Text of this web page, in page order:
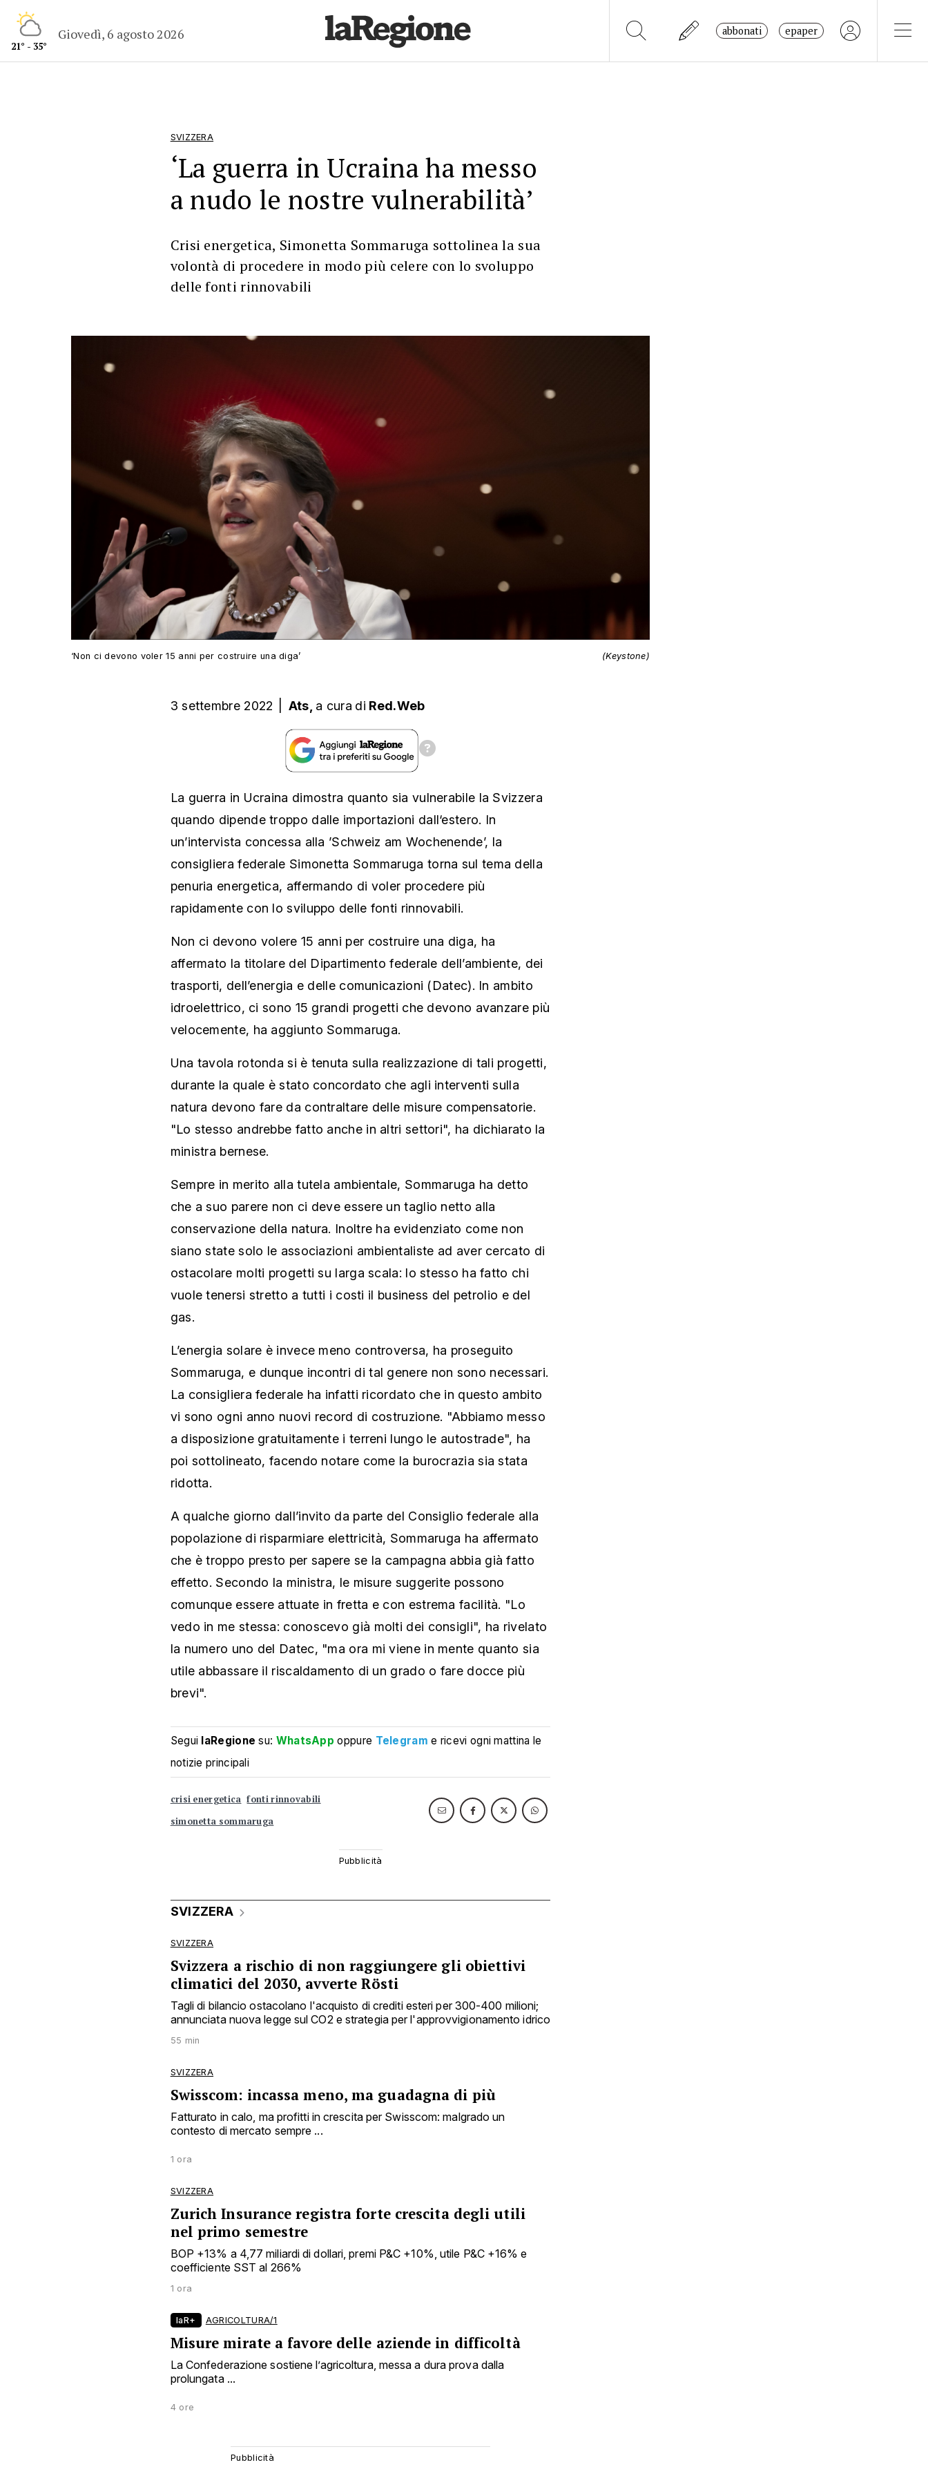
21° - 35°
Giovedì, 6 agosto 2026 abbonati epaper
SVIZZERA
‘La guerra in Ucraina ha messo
a nudo le nostre vulnerabilità’
Crisi energetica, Simonetta Sommaruga sottolinea la sua
volontà di procedere in modo più celere con lo svoluppo
delle fonti rinnovabili
‘Non ci devono voler 15 anni per costruire una diga’ (Keystone)
3 settembre 2022 Ats, a cura di Red.Web
La guerra in Ucraina dimostra quanto sia vulnerabile la Svizzera
quando dipende troppo dalle importazioni dall‘estero. In
un’intervista concessa alla ’Schweiz am Wochenende’, la
consigliera federale Simonetta Sommaruga torna sul tema della
penuria energetica, affermando di voler procedere più
rapidamente con lo sviluppo delle fonti rinnovabili.
Non ci devono volere 15 anni per costruire una diga, ha
affermato la titolare del Dipartimento federale dell’ambiente, dei
trasporti, dell’energia e delle comunicazioni (Datec). In ambito
idroelettrico, ci sono 15 grandi progetti che devono avanzare più
velocemente, ha aggiunto Sommaruga.
Una tavola rotonda si è tenuta sulla realizzazione di tali progetti,
durante la quale è stato concordato che agli interventi sulla
natura devono fare da contraltare delle misure compensatorie.
"Lo stesso andrebbe fatto anche in altri settori", ha dichiarato la
ministra bernese.
Sempre in merito alla tutela ambientale, Sommaruga ha detto
che a suo parere non ci deve essere un taglio netto alla
conservazione della natura. Inoltre ha evidenziato come non
siano state solo le associazioni ambientaliste ad aver cercato di
ostacolare molti progetti su larga scala: lo stesso ha fatto chi
vuole tenersi stretto a tutti i costi il business del petrolio e del
gas.
L’energia solare è invece meno controversa, ha proseguito
Sommaruga, e dunque incontri di tal genere non sono necessari.
La consigliera federale ha infatti ricordato che in questo ambito
vi sono ogni anno nuovi record di costruzione. "Abbiamo messo
a disposizione gratuitamente i terreni lungo le autostrade", ha
poi sottolineato, facendo notare come la burocrazia sia stata
ridotta.
A qualche giorno dall’invito da parte del Consiglio federale alla
popolazione di risparmiare elettricità, Sommaruga ha affermato
che è troppo presto per sapere se la campagna abbia già fatto
effetto. Secondo la ministra, le misure suggerite possono
comunque essere attuate in fretta e con estrema facilità. "Lo
vedo in me stessa: conoscevo già molti dei consigli", ha rivelato
la numero uno del Datec, "ma ora mi viene in mente quanto sia
utile abbassare il riscaldamento di un grado o fare docce più
brevi".
Segui laRegione su: WhatsApp oppure Telegram e ricevi ogni mattina le
notizie principali
crisi energetica fonti rinnovabili
simonetta sommaruga
SVIZZERA
SVIZZERA
Svizzera a rischio di non raggiungere gli obiettivi
climatici del 2030, avverte Rösti
Tagli di bilancio ostacolano l'acquisto di crediti esteri per 300-400 milioni;
annunciata nuova legge sul CO2 e strategia per l'approvvigionamento idrico
55 min
SVIZZERA
Swisscom: incassa meno, ma guadagna di più
Fatturato in calo, ma profitti in crescita per Swisscom: malgrado un
contesto di mercato sempre ...
1 ora
SVIZZERA
Zurich Insurance registra forte crescita degli utili
nel primo semestre
BOP +13% a 4,77 miliardi di dollari, premi P&C +10%, utile P&C +16% e
coefficiente SST al 266%
1 ora
laR+ AGRICOLTURA/1
Misure mirate a favore delle aziende in difficoltà
La Confederazione sostiene l’agricoltura, messa a dura prova dalla
prolungata ...
4 ore